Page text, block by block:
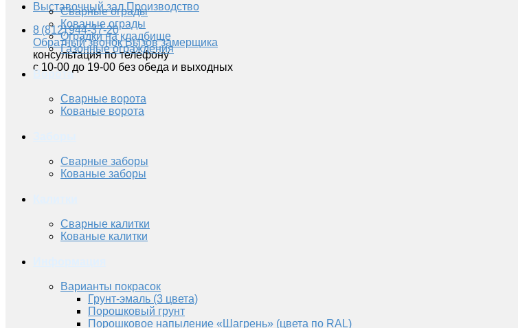
Выставочный зал Производство
8 (812) 944-37-20
Обратный звонок Вызов замерщика
консультация по телефону
с 10-00 до 19-00 без обеда и выходных
Сварные ограды
Кованые ограды
Оградки на кладбище
Газонные ограждения
Ворота
Сварные ворота
Кованые ворота
Сварные заборы
Кованые заборы
Сварные калитки
Кованые калитки
Варианты покрасок
Грунт-эмаль (3 цвета)
Порошковый грунт
Порошковое напыление «Шагрень» (цвета по RAL)